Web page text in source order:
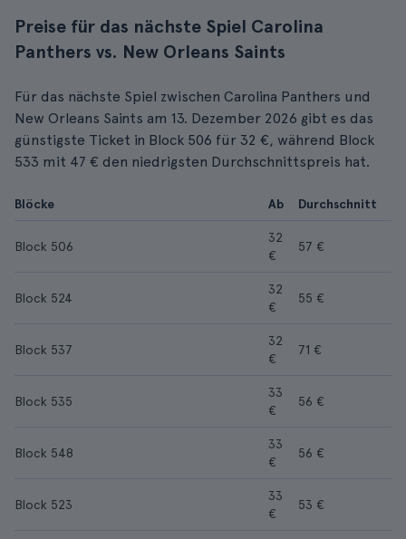
Preise für das nächste Spiel Carolina
Panthers vs. New Orleans Saints
Für das nächste Spiel zwischen Carolina Panthers und
New Orleans Saints am 13. Dezember 2026 gibt es das
günstigste Ticket in Block 506 für 32 €, während Block
533 mit 47 € den niedrigsten Durchschnittspreis hat.
Blöcke Ab Durchschnitt
Block 506
32
€
57 €
Block 524
32
€
55 €
Block 537
32
€
71 €
Block 535
33
€
56 €
Block 548
33
€
56 €
Block 523
33
€
53 €